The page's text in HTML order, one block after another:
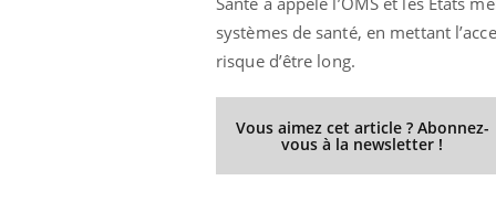
systèmes de santé, en mettant
risque d’être long.
Vous aimez cet article ? Abonnez-
vous à la newsletter !
Eczéma Chronique des Mains :
expliquer ma maladieYoutube